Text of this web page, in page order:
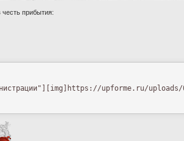
честь прибытия:
upforme.ru/